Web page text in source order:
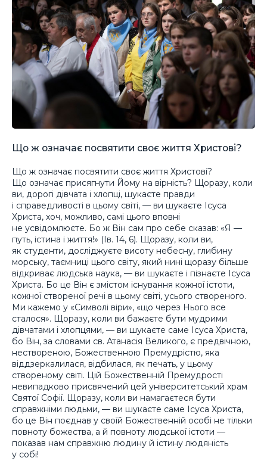
Що ж означає посвятити своє життя Христові?
Що ж означає посвятити своє життя Христові?
Що означає присягнути Йому на вірність? Щоразу, коли
ви, дорогі дівчата і хлопці, шукаєте правди
і справедливості в цьому світі, — ви шукаєте Ісуса
Христа, хоч, можливо, самі цього вповні
не усвідомлюєте. Бо ж Він сам про себе сказав: «Я —
путь, істина і життя!» (Ів. 14, 6). Щоразу, коли ви,
як студенти, досліджуєте висоту небесну, глибину
морську, таємниці цього світу, який нині щоразу більше
відкриває людська наука, — ви шукаєте і пізнаєте Ісуса
Христа. Бо це Він є змістом існування кожної істоти,
кожної створеної речі в цьому світі, усього створеного.
Ми кажемо у «Символі віри», «що через Нього все
сталося». Щоразу, коли ви бажаєте бути мудрими
дівчатами і хлопцями, — ви шукаєте саме Ісуса Христа,
бо Він, за словами св. Атанасія Великого, є предвічною,
нествореною, Божественною Премудрістю, яка
віддзеркалилася, відбилася, як печать, у цьому
створеному світі. Цій Божественній Премудрості
невипадково присвячений цей університетський храм
Святої Софії. Щоразу, коли ви намагаєтеся бути
справжніми людьми, — ви шукаєте саме Ісуса Христа,
бо це Він поєднав у своїй Божественній особі не тільки
повноту божества, а й повноту людської істоти —
показав нам справжню людину й істину людяність
у собі!